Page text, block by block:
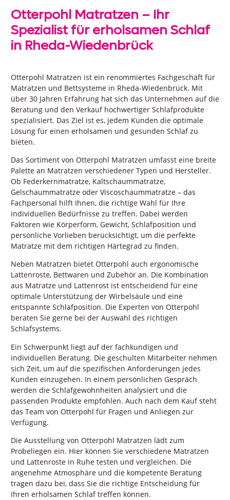
Otterpohl Matratzen – Ihr
Spezialist für erholsamen Schlaf
in Rheda-Wiedenbrück
Otterpohl Matratzen ist ein renommiertes Fachgeschäft für
Matratzen und Bettsysteme in Rheda-Wiedenbrück. Mit
über 30 Jahren Erfahrung hat sich das Unternehmen auf die
Beratung und den Verkauf hochwertiger Schlafprodukte
spezialisiert. Das Ziel ist es, jedem Kunden die optimale
Lösung für einen erholsamen und gesunden Schlaf zu
bieten.
Das Sortiment von Otterpohl Matratzen umfasst eine breite
Palette an Matratzen verschiedener Typen und Hersteller.
Ob Federkernmatratze, Kaltschaummatratze,
Gelschaummatratze oder Viscoschaummatratze – das
Fachpersonal hilft Ihnen, die richtige Wahl für Ihre
individuellen Bedürfnisse zu treffen. Dabei werden
Faktoren wie Körperform, Gewicht, Schlafposition und
persönliche Vorlieben berücksichtigt, um die perfekte
Matratze mit dem richtigen Härtegrad zu finden.
Neben Matratzen bietet Otterpohl auch ergonomische
Lattenroste, Bettwaren und Zubehör an. Die Kombination
aus Matratze und Lattenrost ist entscheidend für eine
optimale Unterstützung der Wirbelsäule und eine
entspannte Schlafposition. Die Experten von Otterpohl
beraten Sie gerne bei der Auswahl des richtigen
Schlafsystems.
Ein Schwerpunkt liegt auf der fachkundigen und
individuellen Beratung. Die geschulten Mitarbeiter nehmen
sich Zeit, um auf die spezifischen Anforderungen jedes
Kunden einzugehen. In einem persönlichen Gespräch
werden die Schlafgewohnheiten analysiert und die
passenden Produkte empfohlen. Auch nach dem Kauf steht
das Team von Otterpohl für Fragen und Anliegen zur
Verfügung.
Die Ausstellung von Otterpohl Matratzen lädt zum
Probeliegen ein. Hier können Sie verschiedene Matratzen
und Lattenroste in Ruhe testen und vergleichen. Die
angenehme Atmosphäre und die kompetente Beratung
tragen dazu bei, dass Sie die richtige Entscheidung für
Ihren erholsamen Schlaf treffen können.